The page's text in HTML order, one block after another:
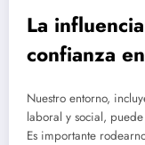
La
confianza
Nuestro entorno,
laboral y social,
Es importante